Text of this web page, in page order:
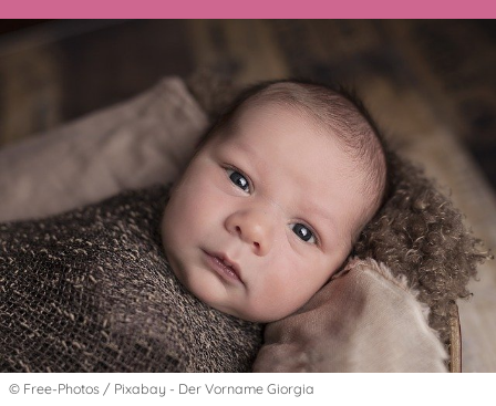
© Free-Photos / Pixabay - Der Vorname Giorgia